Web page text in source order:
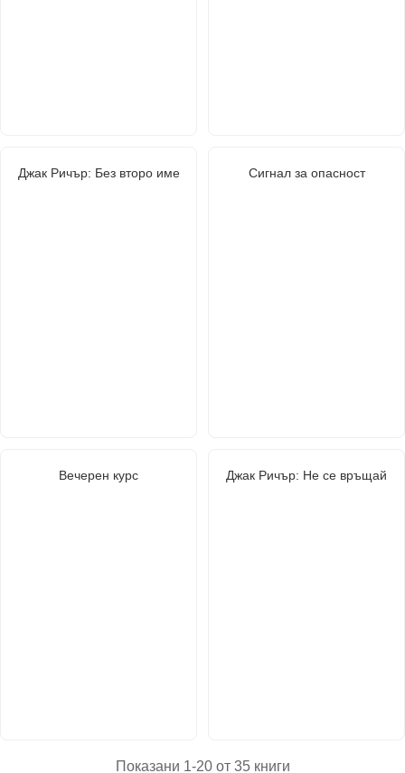
Джак Ричър: Без второ име Сигнал за опасност
Вечерен курс Джак Ричър: Не се връщай
Показани 1-20 от 35 книги